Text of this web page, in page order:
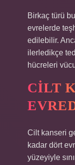
Birkaç türü
evrelerde
edilebilir.
ilerledikçe
hücreleri
CILT
Cilt kanseri
kadar dört
yüzeyiyle